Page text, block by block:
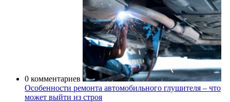
0 комментариев
Особенности ремонта автомобильного глушителя – что
может выйти из строя